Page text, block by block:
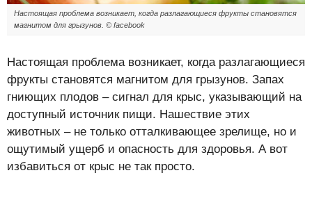
Настоящая проблема возникает, когда разлагающиеся фрукты становятся
магнитом для грызунов. © facebook
Настоящая проблема возникает, когда разлагающиеся
фрукты становятся магнитом для грызунов. Запах
гниющих плодов – сигнал для крыс, указывающий на
доступный источник пищи. Нашествие этих
животных – не только отталкивающее зрелище, но и
ощутимый ущерб и опасность для здоровья. А вот
избавиться от крыс не так просто.